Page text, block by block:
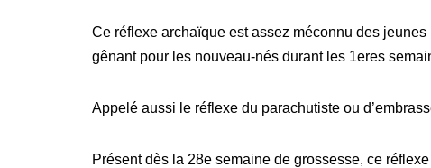
Ce réflexe archaïque est assez méconnu des jeunes
gênant pour les nouveau-nés durant les 1eres
Appelé aussi le réflexe du parachutiste ou
Présent dès la 28e semaine de grossesse, ce